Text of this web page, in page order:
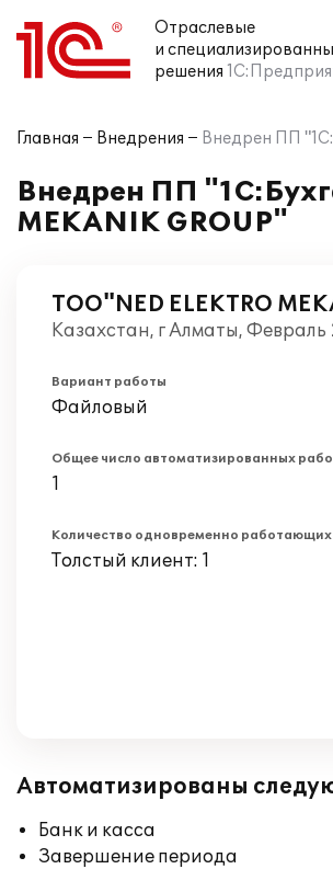
Отраслевые
и
решения
Главная Внедрения Внедрен ПП
Внедрен ПП
MEKANIK GROUP"
ТОО"NED ELEKTRO
Казахстан, г Алматы, Февраль
Вариант работы
Файловый
Общее число автоматизированных
1
Количество одновременно работающих
Толстый клиент: 1
Автоматизированы
Банк и касса
Завершение периода